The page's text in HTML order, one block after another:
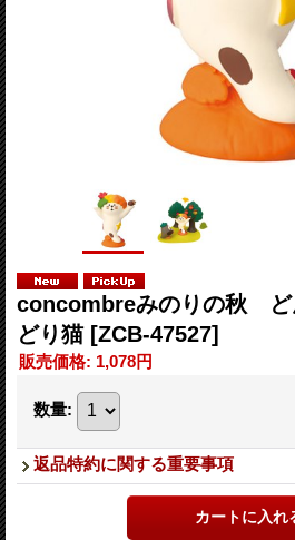
concombreみのりの秋
どり猫 [ZCB-47527]
販売価格: 1,078円
数量:
返品特約に関する重要事項